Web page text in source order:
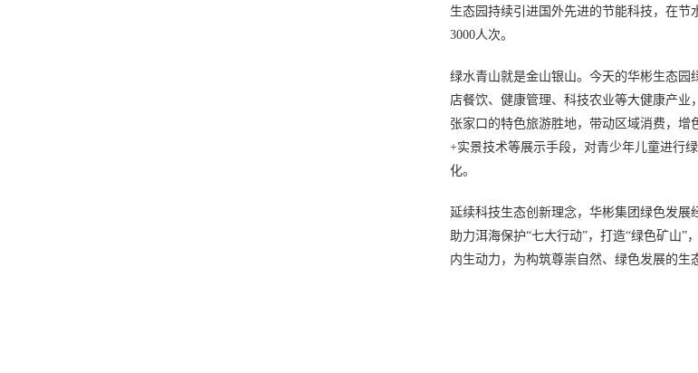
生态园持续引进国外先进的节能科技，在
3000人次。
绿水青山就是金山银山。今天的华彬生态
店餐饮、健康管理、科技农业等大健康产业
张家口的特色旅游胜地，带动区域消费，
+实景技术等展示手段，对青少年儿童进行
化。
延续科技生态创新理念，华彬集团绿色发展
助力洱海保护“七大行动”，打造“绿色矿山
内生动力，为构筑尊崇自然、绿色发展的生